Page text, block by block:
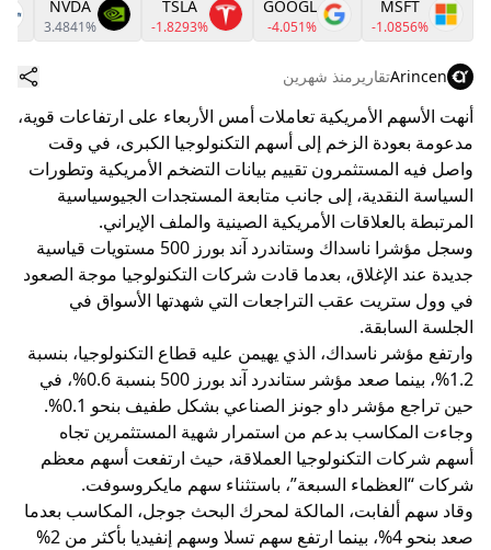
MSFT
-1.0856%
GOOGL
-4.051%
TSLA
-1.8293%
NVDA
3.4841%
Arincenتقارير منذ شهرين
أنهت الأسهم الأمريكية تعاملات أمس الأربعاء على ارتفاعات قوية،
مدعومة بعودة الزخم إلى أسهم التكنولوجيا الكبرى، في وقت
واصل فيه المستثمرون تقييم بيانات التضخم الأمريكية وتطورات
السياسة النقدية، إلى جانب متابعة المستجدات الجيوسياسية
المرتبطة بالعلاقات الأمريكية الصينية والملف الإيراني.
وسجل مؤشرا ناسداك وستاندرد آند بورز 500 مستويات قياسية
جديدة عند الإغلاق، بعدما قادت شركات التكنولوجيا موجة الصعود
في وول ستريت عقب التراجعات التي شهدتها الأسواق في
الجلسة السابقة.
وارتفع مؤشر ناسداك، الذي يهيمن عليه قطاع التكنولوجيا، بنسبة
1.2%، بينما صعد مؤشر ستاندرد آند بورز 500 بنسبة 0.6%، في
حين تراجع مؤشر داو جونز الصناعي بشكل طفيف بنحو 0.1%.
وجاءت المكاسب بدعم من استمرار شهية المستثمرين تجاه
أسهم شركات التكنولوجيا العملاقة، حيث ارتفعت أسهم معظم
شركات “العظماء السبعة”، باستثناء سهم مايكروسوفت.
وقاد سهم ألفابت، المالكة لمحرك البحث جوجل، المكاسب بعدما
صعد بنحو 4%، بينما ارتفع سهم تسلا وسهم إنفيديا بأكثر من 2%